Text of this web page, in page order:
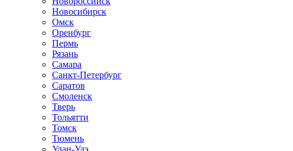
Новосибирск
Омск
Оренбург
Пермь
Рязань
Самара
Санкт-Петербург
Саратов
Смоленск
Тверь
Тольятти
Томск
Тюмень
Улан-Удэ